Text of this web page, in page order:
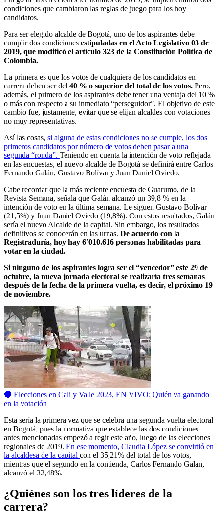
condiciones que cambiaron las reglas de juego para los hoy
candidatos.
Para ser elegido alcalde de Bogotá, uno de los aspirantes debe
cumplir dos condiciones estipuladas en el Acto Legislativo 03 de
2019, que modificó el artículo 323 de la Constitución Política de
Colombia.
La primera es que los votos de cualquiera de los candidatos en
carrera deben ser del 40 % o superior del total de los votos. Pero,
además, el primero de los aspirantes debe tener una ventaja del 10 %
o más con respecto a su inmediato “perseguidor”. El objetivo de este
cambio fue, justamente, evitar que se elijan alcaldes con votaciones
no muy representativas.
Así las cosas, si alguna de estas condiciones no se cumple, los dos
primeros candidatos por número de votos deben pasar a una
segunda “ronda”. Teniendo en cuenta la intención de voto reflejada
en las encuestas, el nuevo alcalde de Bogotá se definirá entre Carlos
Fernando Galán, Gustavo Bolívar y Juan Daniel Oviedo.
Cabe recordar que la más reciente encuesta de Guarumo, de la
Revista Semana, señala que Galán alcanzó un 39,8 % en la
intención de voto en la última semana. Le siguen Gustavo Bolívar
(21,5%) y Juan Daniel Oviedo (19,8%). Con estos resultados, Galán
sería el nuevo Alcalde de la capital. Sin embargo, los resultados
definitivos se conocerán en las urnas. De acuerdo con la
Registraduría, hoy hay 6′010.616 personas habilitadas para
votar en la ciudad.
Si ninguno de los aspirantes logra ser el “vencedor” este 29 de
octubre, la nueva jornada electoral se realizaría tres semanas
después de la fecha de la primera vuelta, es decir, el próximo 19
de noviembre.
🔴 Elecciones en Cali y Valle 2023, EN VIVO: Quién va ganando
en la votación
Esta sería la primera vez que se celebra una segunda vuelta electoral
en Bogotá, pues la normativa que establece las dos condiciones
antes mencionadas empezó a regir este año, luego de las elecciones
regionales de 2019. En ese momento, Claudia López se convirtió en
la alcaldesa de la capital con el 35,21% del total de los votos,
mientras que el segundo en la contienda, Carlos Fernando Galán,
alcanzó el 32,48%.
¿Quiénes son los tres líderes de la
carrera?